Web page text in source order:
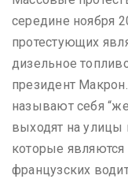
середине ноября
протестующих
дизельное
президент
называют себя
выходят на улицы
которые
французских